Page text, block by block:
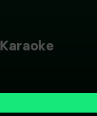
Karaoke